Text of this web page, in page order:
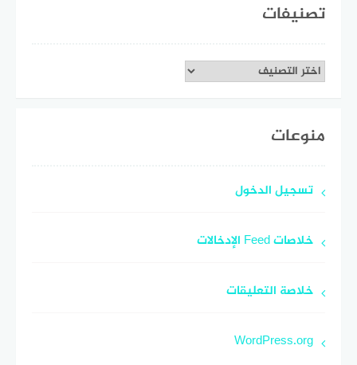
تصنيفات
تصنيفات
منوعات
تسجيل الدخول
خلاصات Feed الإدخالات
خلاصة التعليقات
WordPress.org